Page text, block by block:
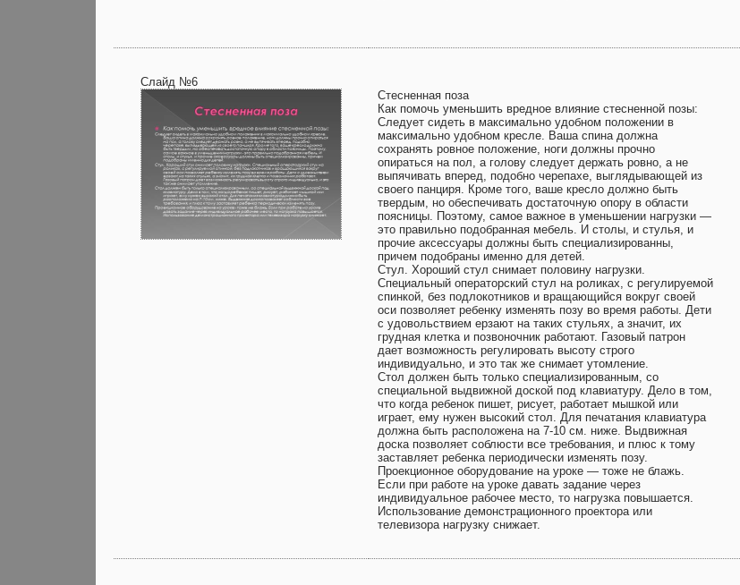
Слайд №6
Стесненная поза
Как помочь уменьшить вредное влияние стесненной позы:
Следует сидеть в максимально удобном положении в
максимально удобном кресле. Ваша спина должна
сохранять ровное положение, ноги должны прочно
опираться на пол, а голову следует держать ровно, а не
выпячивать вперед, подобно черепахе, выглядывающей из
своего панциря. Кроме того, ваше кресло должно быть
твердым, но обеспечивать достаточную опору в области
поясницы. Поэтому, самое важное в уменьшении нагрузки —
это правильно подобранная мебель. И столы, и стулья, и
прочие аксессуары должны быть специализированны,
причем подобраны именно для детей.
Стул. Хороший стул снимает половину нагрузки.
Специальный операторский стул на роликах, с регулируемой
спинкой, без подлокотников и вращающийся вокруг своей
оси позволяет ребенку изменять позу во время работы. Дети
с удовольствием ерзают на таких стульях, а значит, их
грудная клетка и позвоночник работают. Газовый патрон
дает возможность регулировать высоту строго
индивидуально, и это так же снимает утомление.
Стол должен быть только специализированным, со
специальной выдвижной доской под клавиатуру. Дело в том,
что когда ребенок пишет, рисует, работает мышкой или
играет, ему нужен высокий стол. Для печатания клавиатура
должна быть расположена на 7-10 см. ниже. Выдвижная
доска позволяет соблюсти все требования, и плюс к тому
заставляет ребенка периодически изменять позу.
Проекционное оборудование на уроке — тоже не блажь.
Если при работе на уроке давать задание через
индивидуальное рабочее место, то нагрузка повышается.
Использование демонстрационного проектора или
телевизора нагрузку снижает.